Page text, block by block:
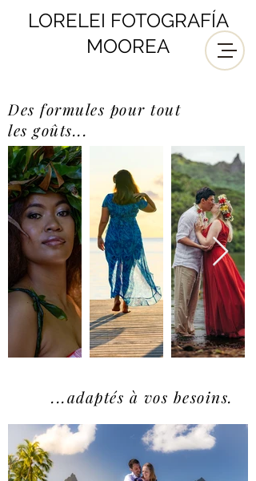
LORELEI FOTOGRAFÍA
MOOREA
Des formules pour tout
lesgoûts...
...adaptés à vos besoins.